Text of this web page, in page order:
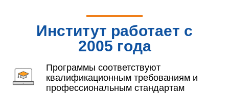
Институт работает с
2005 года
Программы соответствуют
квалификационным требованиям и
профессиональным стандартам